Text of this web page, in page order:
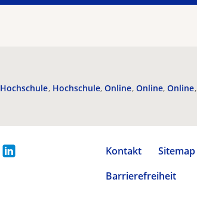
Hochschule Hochschule Online Online Online
Kontakt Sitemap
Barrierefreiheit